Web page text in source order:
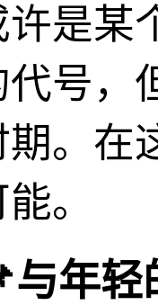
是某
号，
期。
。
与年轻